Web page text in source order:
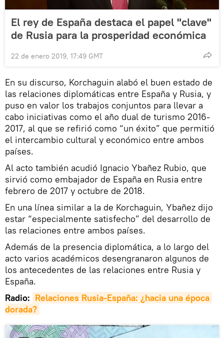
El rey de España destaca el papel "clave"
de Rusia para la prosperidad económica
22 de enero 2019, 17:49 GMT
En su discurso, Korchaguin alabó el buen estado de
las relaciones diplomáticas entre España y Rusia, y
puso en valor los trabajos conjuntos para llevar a
cabo iniciativas como el año dual de turismo 2016-
2017, al que se refirió como “un éxito” que permitió
el intercambio cultural y económico entre ambos
países.
Al acto también acudió Ignacio Ybañez Rubio, que
sirvió como embajador de España en Rusia entre
febrero de 2017 y octubre de 2018.
En una línea similar a la de Korchaguin, Ybañez dijo
estar “especialmente satisfecho” del desarrollo de
las relaciones entre ambos países.
Además de la presencia diplomática, a lo largo del
acto varios académicos desengranaron algunos de
los antecedentes de las relaciones entre Rusia y
España.
Radio: Relaciones Rusia-España: ¿hacia una época
dorada?